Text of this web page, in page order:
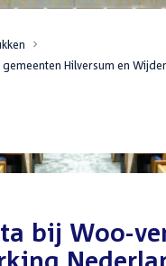
Hilversum en
bij Woo-